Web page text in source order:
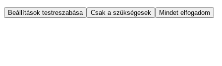
Beállítások testreszabása Csak a szükségesek Mindet elfogadom